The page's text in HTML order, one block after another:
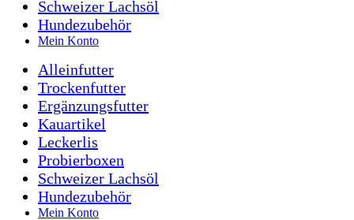
Schweizer Lachsöl
Hundezubehör
Mein Konto
Alleinfutter
Trockenfutter
Ergänzungsfutter
Kauartikel
Leckerlis
Probierboxen
Schweizer Lachsöl
Hundezubehör
Mein Konto